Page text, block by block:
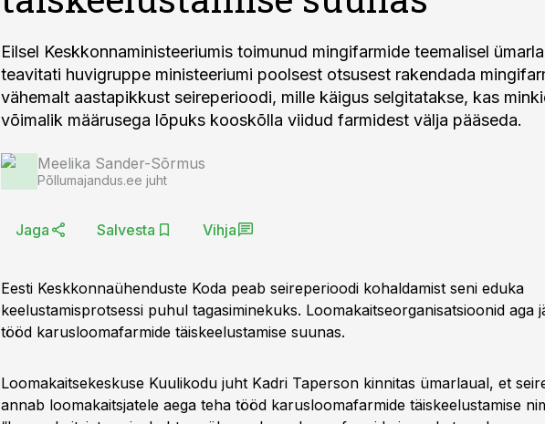
Eilsel Keskkonnaministeeriumis toimunud mingifarmide teemalisel
teavitati huvigruppe ministeeriumi poolsest otsusest rakendada
vähemalt aastapikkust seireperioodi, mille käigus selgitatakse, kas
võimalik määrusega lõpuks kooskõlla viidud farmidest välja pääseda.
Meelika Sander-Sõrmus
Põllumajandus.ee juht
Jaga Salvesta Vihja
Eesti Keskkonnaühenduste Koda peab seireperioodi kohaldamist seni eduka
keelustamisprotsessi puhul tagasiminekuks. Loomakaitseorganisatsioonid aga
tööd karusloomafarmide täiskeelustamise suunas.
Loomakaitsekeskuse Kuulikodu juht Kadri Taperson kinnitas ümarlaual, et
annab loomakaitsjatele aega teha tööd karusloomafarmide täiskeelustamise